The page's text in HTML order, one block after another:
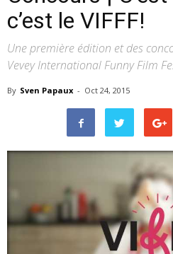
–
–
c’est le VIFFF!
Une première édition et des
Vevey International Funny Film
By Sven Papaux - Oct 24, 2015